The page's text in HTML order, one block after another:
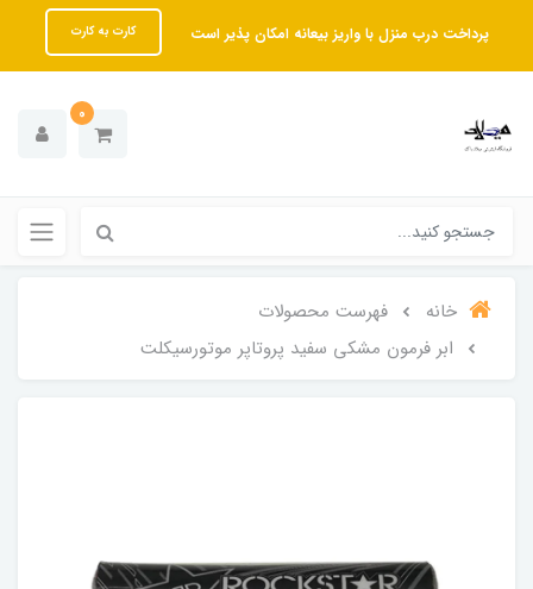
پرداخت درب منزل با واریز بیعانه امکان پذیر است کارت به کارت
0
خانه
فهرست محصولات
ابر فرمون مشکی سفید پروتاپر موتورسیکلت